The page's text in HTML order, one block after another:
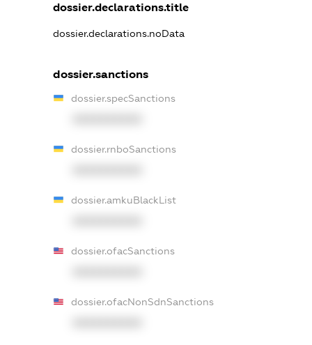
dossier.declarations.title
dossier.declarations.noData
dossier.sanctions
dossier.specSanctions
dossier.rnboSanctions
dossier.amkuBlackList
dossier.ofacSanctions
dossier.ofacNonSdnSanctions